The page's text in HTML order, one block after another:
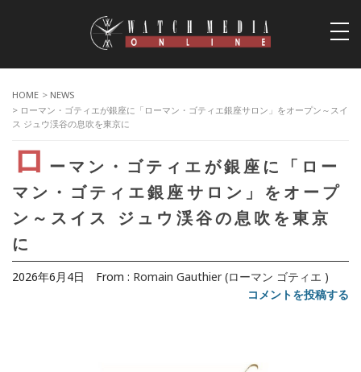
HOME > NEWS
> ローマン・ゴティエが銀座に「ローマン・ゴティエ銀座サロン」をオープン～スイ
ス ジュウ渓谷の息吹を東京に
ロ ーマン・ゴティエが銀座に「ロー
マン・ゴティエ銀座サロン」をオープ
ン～スイス ジュウ渓谷の息吹を東京
に
2026年6月4日 From : Romain Gauthier (ローマン ゴティエ )
コメントを投稿する